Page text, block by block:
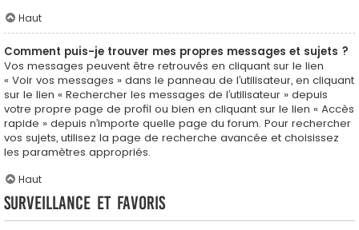
Haut
Comment puis-je trouver mes propres messages et sujets ?
Vos messages peuvent être retrouvés en cliquant sur le lien
« Voir vos messages » dans le panneau de l’utilisateur, en cliquant
sur le lien « Rechercher les messages de l’utilisateur » depuis
votre propre page de profil ou bien en cliquant sur le lien « Accès
rapide » depuis n’importe quelle page du forum. Pour rechercher
vos sujets, utilisez la page de recherche avancée et choisissez
les paramètres appropriés.
Haut
Surveillance et favoris